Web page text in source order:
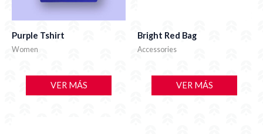
Purple Tshirt
Women
VER MÁS
Bright Red Bag
Accessories
VER MÁS